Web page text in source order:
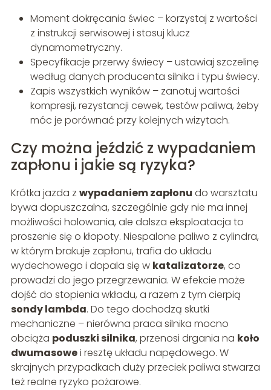
Moment dokręcania świec – korzystaj z wartości
z instrukcji serwisowej i stosuj klucz
dynamometryczny.
Specyfikacje przerwy świecy – ustawiaj szczelinę
według danych producenta silnika i typu świecy.
Zapis wszystkich wyników – zanotuj wartości
kompresji, rezystancji cewek, testów paliwa, żeby
móc je porównać przy kolejnych wizytach.
Czy można jeździć z wypadaniem
zapłonu i jakie są ryzyka?
Krótka jazda z wypadaniem zapłonu do warsztatu
bywa dopuszczalna, szczególnie gdy nie ma innej
możliwości holowania, ale dalsza eksploatacja to
proszenie się o kłopoty. Niespalone paliwo z cylindra,
w którym brakuje zapłonu, trafia do układu
wydechowego i dopala się w katalizatorze, co
prowadzi do jego przegrzewania. W efekcie może
dojść do stopienia wkładu, a razem z tym cierpią
sondy lambda. Do tego dochodzą skutki
mechaniczne – nierówna praca silnika mocno
obciąża poduszki silnika, przenosi drgania na koło
dwumasowei resztę układu napędowego. W
skrajnych przypadkach duży przeciek paliwa stwarza
też realne ryzyko pożarowe.